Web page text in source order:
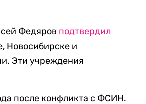
Федяров подтвердил
Новосибирске и
Эти учреждения
после конфликта с ФСИН.